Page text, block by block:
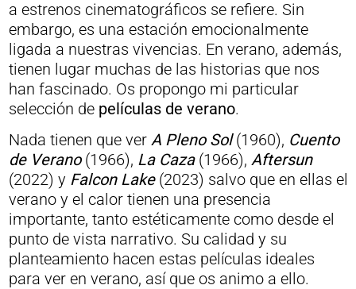
a estrenos cinematográficos se refiere. Sin
embargo, es una estación emocionalmente
ligada a nuestras vivencias. En verano, además,
tienen lugar muchas de las historias que nos
han fascinado. Os propongo mi particular
selección de películas de verano.
Nada tienen que ver A Pleno Sol(1960), Cuento
de Verano(1966), La Caza(1966), Aftersun
(2022) y Falcon Lake(2023) salvo que en ellas el
verano y el calor tienen una presencia
importante, tanto estéticamente como desde el
punto de vista narrativo. Su calidad y su
planteamiento hacen estas películas ideales
para ver en verano, así que os animo a ello.